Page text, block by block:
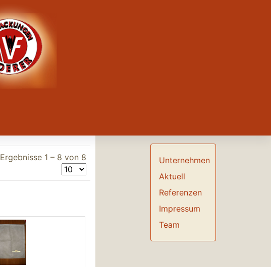
Ergebnisse 1 – 8 von 8
Unternehmen
Aktuell
Referenzen
Impressum
Team